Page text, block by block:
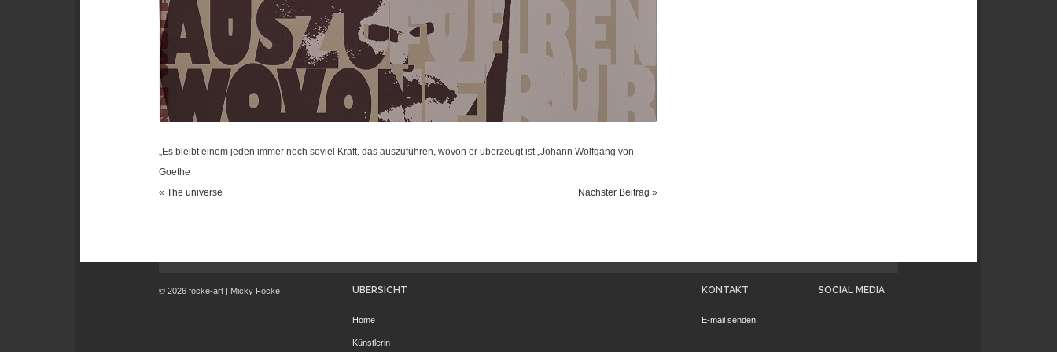
„Es bleibt einem jeden immer noch soviel Kraft, das auszuführen, wovon er überzeugt ist „Johann Wolfgang von
Goethe
« The universe Nächster Beitrag »
© 2026 focke-art | Micky Focke ÜBERSICHT
Home
Künstlerin
KONTAKT
E-mail senden
SOCIAL MEDIA